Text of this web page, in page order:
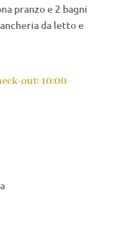
pranzo e 2 bagni
da letto e
out: 10:00